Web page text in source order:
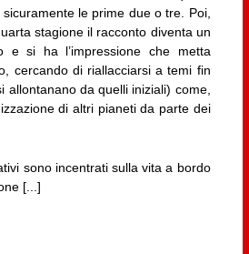
le prime due o tre. Poi,
stagione il racconto diventa un
e si ha l’impressione che metta
cercando di riallacciarsi a temi fin
allontanano da quelli iniziali) come,
di altri pianeti da parte dei
sono incentrati sulla vita a bordo
[...]